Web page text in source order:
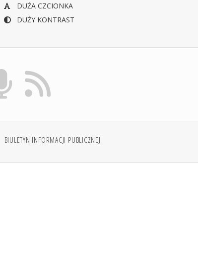
DUŻA CZCIONKA
DUŻY KONTRAST
BIULETYN INFORMACJI PUBLICZNEJ